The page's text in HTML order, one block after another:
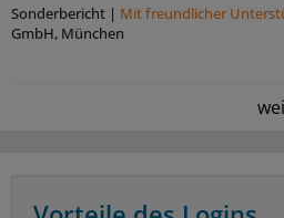
Sonderbericht | Mit freundlicher
GmbH, München